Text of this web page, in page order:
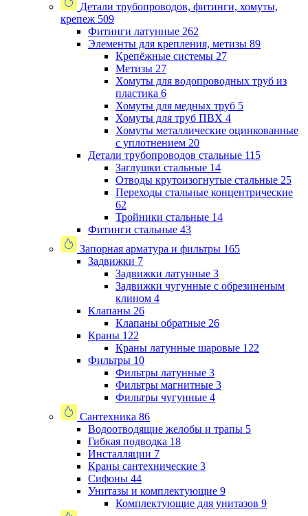
Детали трубопроводов, фитинги, хомуты,
крепеж 509
Фитинги латунные 262
Элементы для крепления, метизы 89
Крепёжные системы 27
Метизы 27
Хомуты для водопроводных труб из
пластика 6
Хомуты для медных труб 5
Хомуты для труб ПВХ 4
Хомуты металлические оцинкованные
с уплотнением 20
Детали трубопроводов стальные 115
Заглушки стальные 14
Отводы крутоизогнутые стальные 25
Переходы стальные концентрические
62
Тройники стальные 14
Фитинги стальные 43
Запорная арматура и фильтры 165
Задвижки 7
Задвижки латунные 3
Задвижки чугунные с обрезиненым
клином 4
Клапаны 26
Клапаны обратные 26
Краны 122
Краны латунные шаровые 122
Фильтры 10
Фильтры латунные 3
Фильтры магнитные 3
Фильтры чугунные 4
Сантехника 86
Водоотводящие желобы и трапы 5
Гибкая подводка 18
Инсталляции 7
Краны сантехнические 3
Сифоны 44
Унитазы и комплектующие 9
Комплектующие для унитазов 9